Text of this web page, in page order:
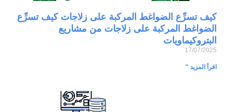
كيف تسرِّع الضواغط المركبة على زلاجات كيف تسرِّع
الضواغط المركبة على زلاجات من مشاريع
البتروكيماويات
17/07/2025
اقرأ المزيد "